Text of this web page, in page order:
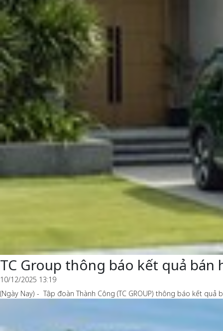
TC Group thông báo kết quả
10/12/2025 13:19
(Ngày Nay) - Tập đoàn Thành Công (TC GROUP) thông báo kết